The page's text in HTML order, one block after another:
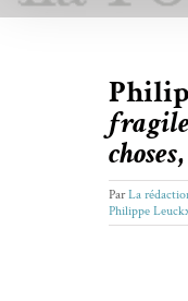
choses
ParLa
Philippe